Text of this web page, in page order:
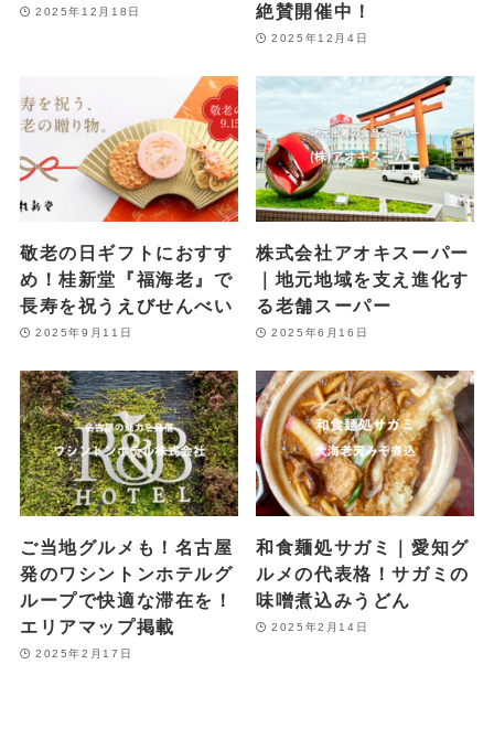
2025年12月18日
絶賛開催中！
2025年12月4日
敬老の日ギフトにおすす
め！桂新堂『福海老』で
長寿を祝うえびせんべい
2025年9月11日
株式会社アオキスーパー
｜地元地域を支え進化す
る老舗スーパー
2025年6月16日
ご当地グルメも！名古屋
発のワシントンホテルグ
ループで快適な滞在を！
エリアマップ掲載
2025年2月17日
和食麺処サガミ｜愛知グ
ルメの代表格！サガミの
味噌煮込みうどん
2025年2月14日